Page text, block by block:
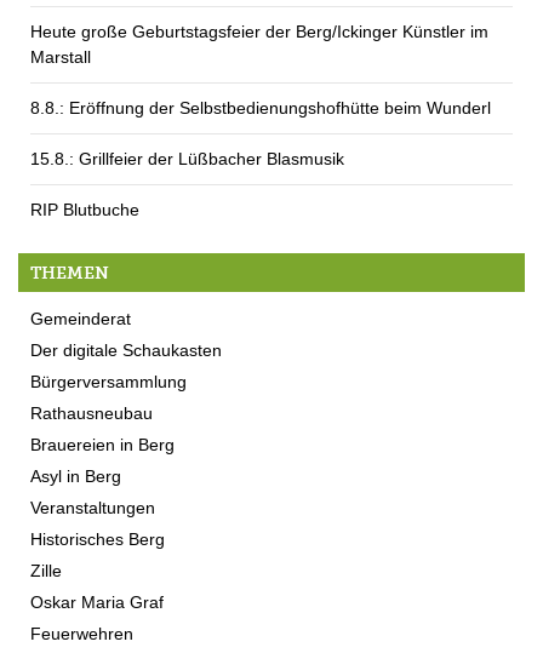
Heute große Geburtstagsfeier der Berg/Ickinger Künstler im
Marstall
8.8.: Eröffnung der Selbstbedienungshofhütte beim Wunderl
15.8.: Grillfeier der Lüßbacher Blasmusik
RIP Blutbuche
THEMEN
Gemeinderat
Der digitale Schaukasten
Bürgerversammlung
Rathausneubau
Brauereien in Berg
Asyl in Berg
Veranstaltungen
Historisches Berg
Zille
Oskar Maria Graf
Feuerwehren